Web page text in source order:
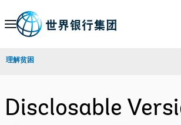
Skip
Navigation
理解贫困
Disclosable